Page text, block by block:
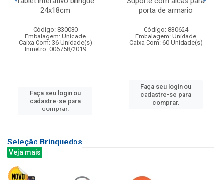
24x18cm
Código: 830030
Embalagem: Unidade
Caixa Com: 36 Unidade(s)
Inmetro: 006758/2019
Faça seu login ou
cadastre-se para
comprar.
porta de armario
Código: 830624
Embalagem: Unidade
Caixa Com: 60 Unidade(s)
Faça seu login ou
cadastre-se para
comprar.
Seleção Brinquedos
Veja mais